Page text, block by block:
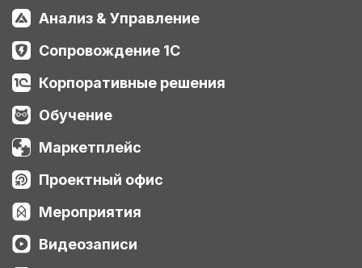
Анализ & Управление
Сопровождение 1С
Корпоративные решения
Обучение
Маркетплейс
Проектный офис
Мероприятия
Видеозаписи